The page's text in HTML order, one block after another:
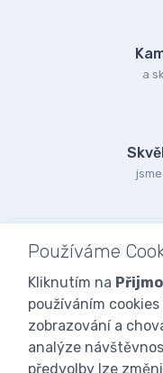
a
Používáme
Kliknutím na
používáním
zobrazování a
analýze
předvolby lze